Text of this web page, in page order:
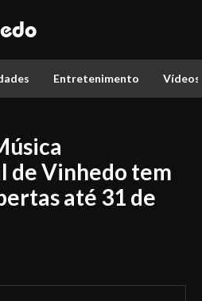
Entretenimento Vídeos
de Vinhedo tem
até 31 de